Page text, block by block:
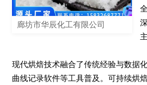
廊坊市华辰化工有限公司
现代烘焙技术融合了传统经验与数据
曲线记录软件等工具普及。可持续烘